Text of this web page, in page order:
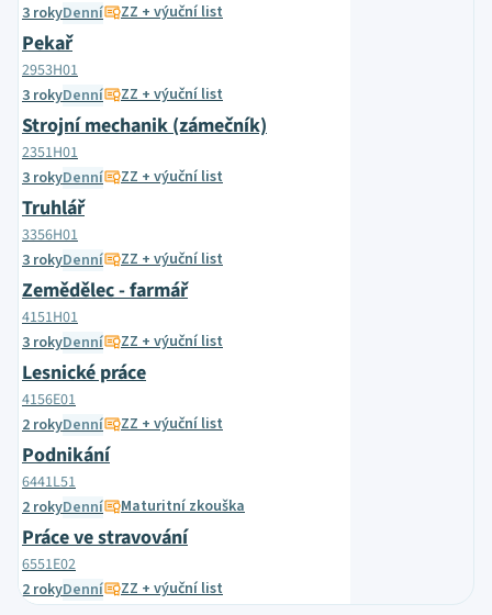
3 rokyDenní ZZ + výuční list
Pekař
2953H01
3 rokyDenní ZZ + výuční list
Strojní mechanik (zámečník)
2351H01
3 rokyDenní ZZ + výuční list
Truhlář
3356H01
3 rokyDenní ZZ + výuční list
Zemědělec - farmář
4151H01
3 rokyDenní ZZ + výuční list
Lesnické práce
4156E01
2 rokyDenní ZZ + výuční list
Podnikání
6441L51
2 rokyDenní Maturitní zkouška
Práce ve stravování
6551E02
2 rokyDenní ZZ + výuční list